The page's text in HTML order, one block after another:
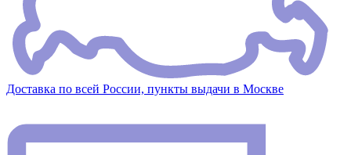
Доставка по всей России, пункты выдачи в Москве